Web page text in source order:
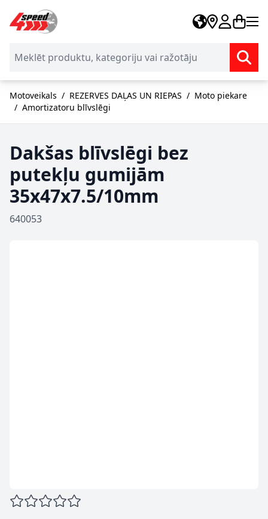
Skip to Content
Motoveikals / REZERVES DAĻAS UN RIEPAS / Moto piekare
/ Amortizatoru blīvslēgi
Dakšas blīvslēgi bez
putekļu gumijām
35x47x7.5/10mm
640053